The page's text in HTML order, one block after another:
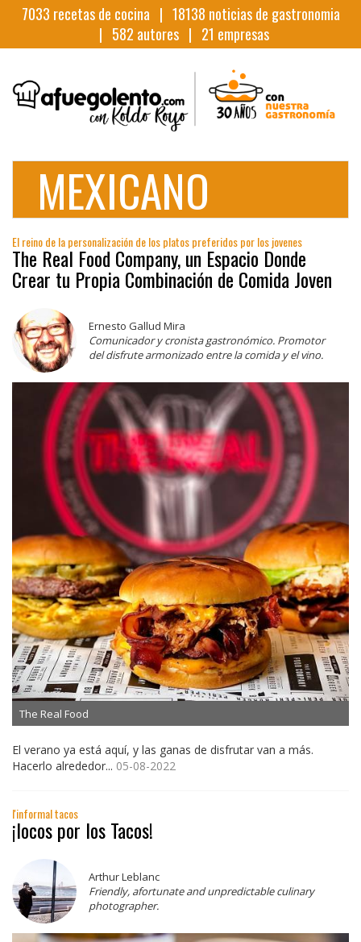
7033 recetas de cocina | 18138 noticias de gastronomia
| 582 autores | 21 empresas
MEXICANO
El reino de la personalización de los platos preferidos por los jovenes
The Real Food Company, un Espacio Donde
Crear tu Propia Combinación de Comida Joven
Ernesto Gallud Mira
Comunicador y cronista gastronómico. Promotor
del disfrute armonizado entre la comida y el vino.
The Real Food
El verano ya está aquí, y las ganas de disfrutar van a más.
Hacerlo alrededor... 05-08-2022
l'informal tacos
¡locos por los Tacos!
Arthur Leblanc
Friendly, afortunate and unpredictable culinary
photographer.